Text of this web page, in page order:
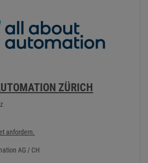
ZÜRICH
anfordern.
AG / CH